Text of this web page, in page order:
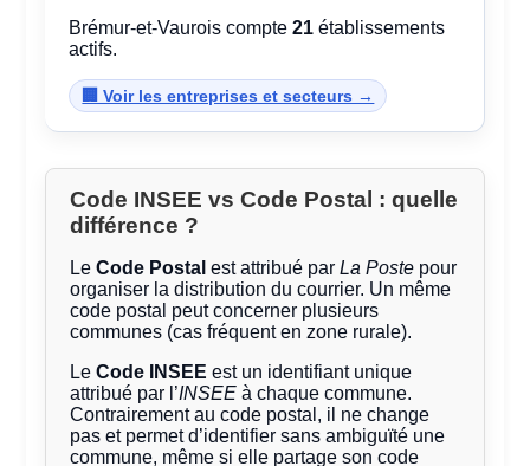
Brémur-et-Vaurois compte21 établissements
actifs.
🏢 Voir les entreprises et secteurs →
Code INSEE vs Code Postal : quelle
différence ?
LeCode Postal est attribué parLa Poste pour
organiser la distribution du courrier. Un même
code postal peut concerner plusieurs
communes (cas fréquent en zone rurale).
LeCode INSEE est un identifiant unique
attribué par l’INSEE à chaque commune.
Contrairement au code postal, il ne change
pas et permet d’identifier sans ambiguïté une
commune, même si elle partage son code